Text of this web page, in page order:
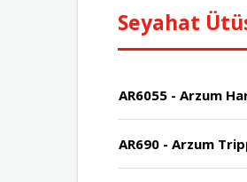
Seyahat
AR690 - Arzum